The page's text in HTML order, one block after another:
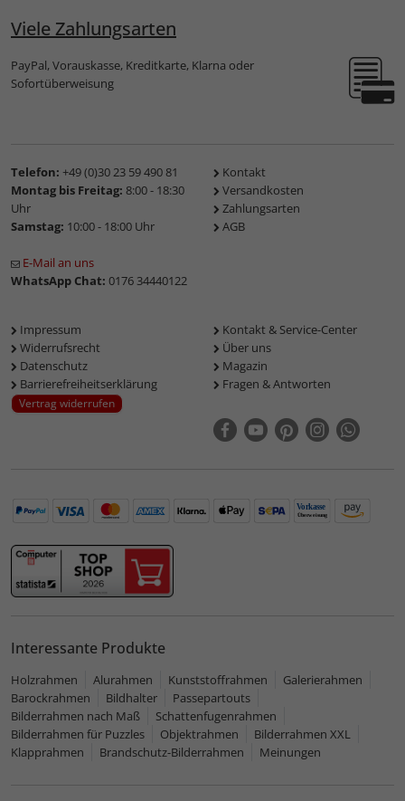
Viele Zahlungsarten
PayPal, Vorauskasse, Kreditkarte, Klarna oder
Sofortüberweisung
Telefon: +49 (0)30 23 59 490 81
Montag bis Freitag: 8:00 - 18:30
Uhr
Samstag: 10:00 - 18:00 Uhr
E-Mail an uns
WhatsApp Chat: 0176 34440122
Kontakt
Versandkosten
Zahlungsarten
AGB
Impressum
Widerrufsrecht
Datenschutz
Barrierefreiheitserklärung
Vertrag widerrufen
Kontakt & Service-Center
Über uns
Magazin
Fragen & Antworten
Interessante Produkte
Holzrahmen Alurahmen Kunststoffrahmen
Galerierahmen
Barockrahmen
Bildhalter
Passepartouts
Bilderrahmen nach Maß
Schattenfugenrahmen
Bilderrahmen für Puzzles
Objektrahmen
Bilderrahmen XXL
Klapprahmen
Brandschutz-Bilderrahmen Meinungen